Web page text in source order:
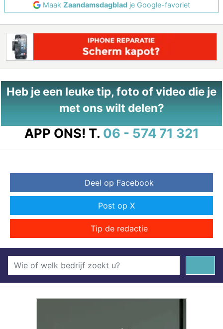
Maak Zaandamsdagblad je Google-favoriet
Heb je een leuke tip, foto of video die je
met ons wilt delen?
APP ONS! T. 06 - 574 71 321
Deel op Facebook
Post op X
Tip de redactie